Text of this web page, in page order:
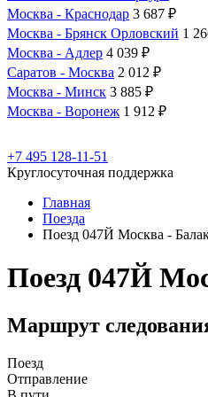
Москва - Краснодар 3 687 ₽
Москва - Брянск Орловский 1
Москва - Адлер 4 039 ₽
Саратов - Москва 2 012 ₽
Москва - Минск 3 885 ₽
Москва - Воронеж 1 912 ₽
+7 495 128-11-51
Круглосуточная поддержка
Главная
Поезда
Поезд 047Й Москва -
Поезд 047Й
Маршрут
Поезд
Отправление